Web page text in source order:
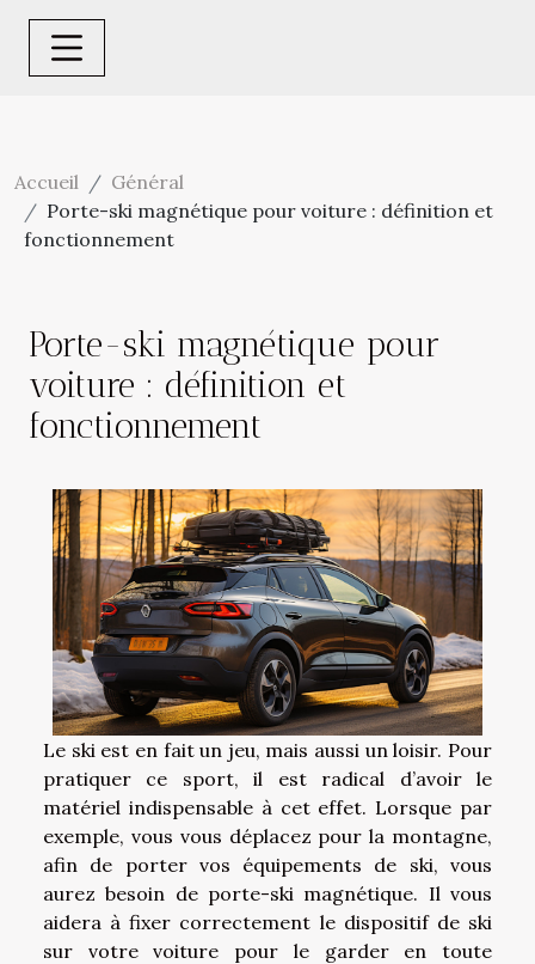
Accueil
Général
Porte-ski magnétique pour voiture : définition et
fonctionnement
Porte-ski magnétique pour
voiture : définition et
fonctionnement
Le ski est en fait un jeu, mais aussi un loisir. Pour
pratiquer ce sport, il est radical d’avoir le
matériel indispensable à cet effet. Lorsque par
exemple, vous vous déplacez pour la montagne,
afin de porter vos équipements de ski, vous
aurez besoin de porte-ski magnétique. Il vous
aidera à fixer correctement le dispositif de ski
sur votre voiture pour le garder en toute